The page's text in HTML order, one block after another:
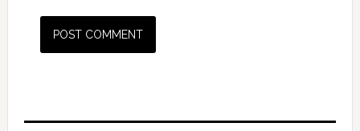
Primary